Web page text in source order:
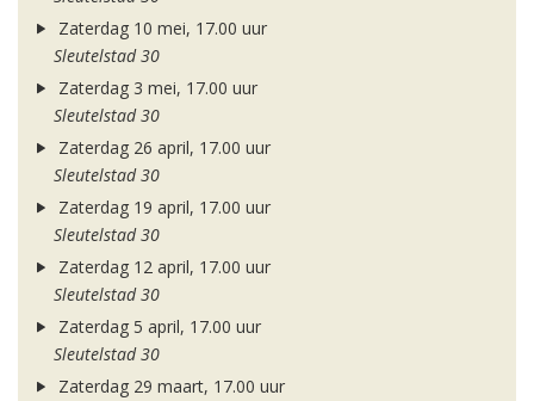
Zaterdag 10 mei, 17.00 uur
Sleutelstad 30
Zaterdag 3 mei, 17.00 uur
Sleutelstad 30
Zaterdag 26 april, 17.00 uur
Sleutelstad 30
Zaterdag 19 april, 17.00 uur
Sleutelstad 30
Zaterdag 12 april, 17.00 uur
Sleutelstad 30
Zaterdag 5 april, 17.00 uur
Sleutelstad 30
Zaterdag 29 maart, 17.00 uur